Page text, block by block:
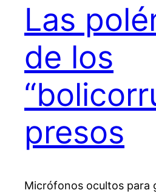
Las
de los
presos
Micrófonos ocultos para